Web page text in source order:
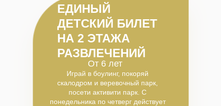
Играй в боулинг, покоряй
скалодром и веревочный парк,
посети активити парк. С
понедельника по четверг действует
ЕДИНЫЙ
ДЕТСКИЙ БИЛЕТ
НА 2 ЭТАЖА
РАЗВЛЕЧЕНИЙ
От 6 лет